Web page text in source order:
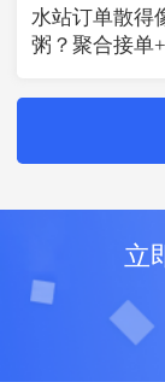
水站订单散得
粥？聚合接单
立